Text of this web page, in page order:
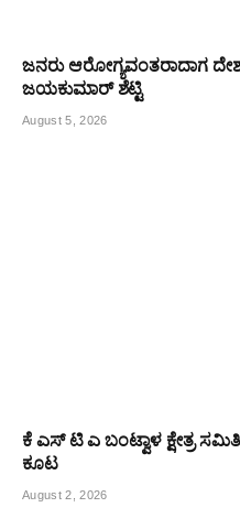
ಜನರು ಆರೋಗ್ಯವಂತರಾದಾಗ
ಜಯಕುಮಾರ್ ಶೆಟ್ಟಿ
August 5, 2026
ಕೆ ಎಸ್ ಟಿ ಎ ಬಂಟ್ವಾಳ ಕ್ಷೇತ್ರ
ಕೂಟ
August 2, 2026